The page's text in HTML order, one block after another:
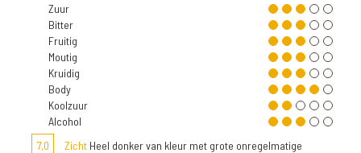
Zuur
Bitter
Fruitig
Moutig
Kruidig
Body
Koolzuur
Alcohol
7,0
Zicht Heel donker van kleur met grote onregelmatige